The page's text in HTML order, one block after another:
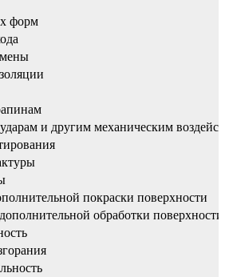
форм
и другим механическим
покраски поверхности
обработки поверхности